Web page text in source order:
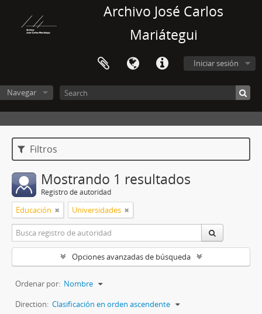
Archivo José Carlos
Mariátegui
Iniciar sesión
Navegar
Filtros
Mostrando 1 resultados
Registro de autoridad
Educación Universidades
Opciones avanzadas de búsqueda
Ordenar por: Nombre
Direction: Clasificación en orden ascendente